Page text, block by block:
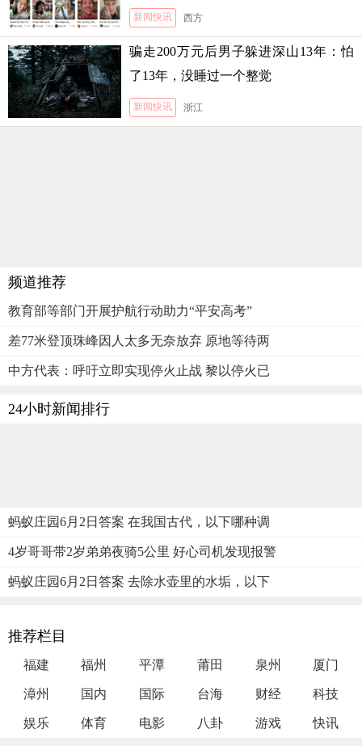
新闻快讯 西方
骗走200万元后男子躲进深山13年：怕
了13年，没睡过一个整觉
新闻快讯 浙江
频道推荐
教育部等部门开展护航行动助力“平安高考”
差77米登顶珠峰因人太多无奈放弃 原地等待两
中方代表：呼吁立即实现停火止战 黎以停火已
24小时新闻排行
蚂蚁庄园6月2日答案 在我国古代，以下哪种调
4岁哥哥带2岁弟弟夜骑5公里 好心司机发现报警
蚂蚁庄园6月2日答案 去除水壶里的水垢，以下
推荐栏目
福建 福州 平潭 莆田 泉州 厦门
漳州 国内 国际 台海 财经 科技
娱乐 体育 电影 八卦 游戏 快讯